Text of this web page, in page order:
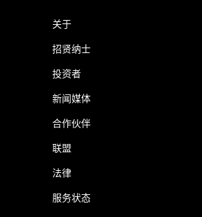
关于
招贤纳士
投资者
新闻媒体
合作伙伴
联盟
法律
服务状态